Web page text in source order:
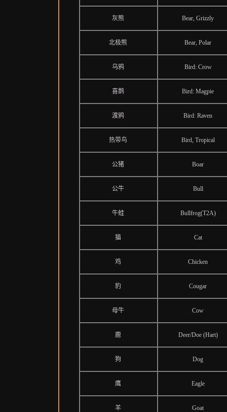
灰熊 Bear, Grizzly
北极熊 Bear, Polar
乌鸦 Bird: Crow
喜鹊 Bird: Magpie
渡鸦 Bird: Raven
热带鸟 Bird, Tropical
公猪 Boar
公牛 Bull
牛蛙 Bullfrog(T2A)
猫 Cat
鸡 Chicken
豹 Cougar
母牛 Cow
鹿 Deer/Doe (Hart)
狗 Dog
鹰 Eagle
羊 Goat